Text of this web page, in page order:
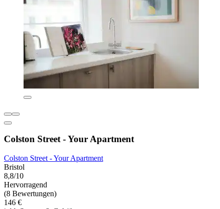
Colston Street - Your Apartment
Colston Street - Your Apartment
Bristol
8,8/10
Hervorragend
(8 Bewertungen)
146 €